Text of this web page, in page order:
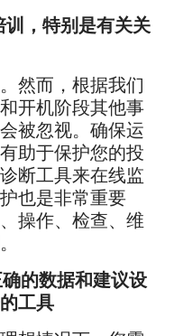
，特别是有关关
然而，根据我们
开机阶段其他事
被忽视。确保运
助于保护您的投
断工具来在线监
也是非常重要
操作、检查、维
的数据和建议设
工具